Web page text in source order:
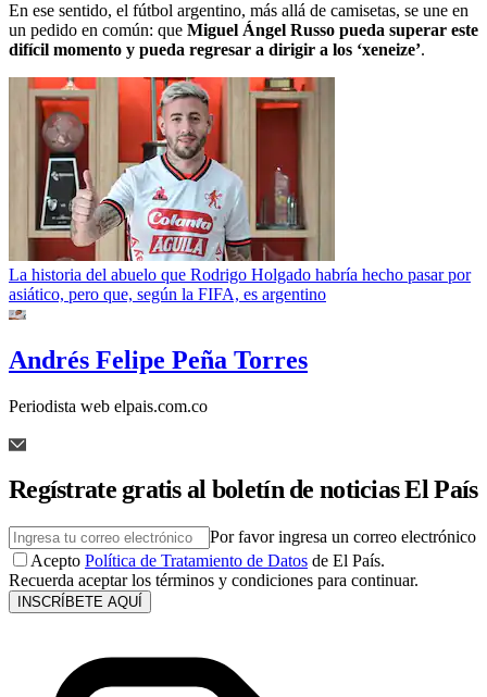
En ese sentido, el fútbol argentino, más allá de camisetas, se une en
un pedido en común: que Miguel Ángel Russo pueda superar este
difícil momento y pueda regresar a dirigir a los ‘xeneize’.
La historia del abuelo que Rodrigo Holgado habría hecho pasar por
asiático, pero que, según la FIFA, es argentino
Andrés Felipe Peña Torres
Periodista web elpais.com.co
Regístrate gratis al boletín de noticias El País
Por favor ingresa un correo electrónico
Acepto Política de Tratamiento de Datos de El País.
Recuerda aceptar los términos y condiciones para continuar.
INSCRÍBETE AQUÍ